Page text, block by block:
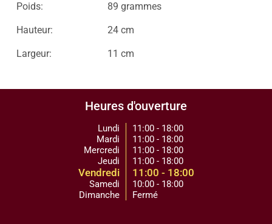
Poids: 89 grammes
Hauteur: 24 cm
Largeur: 11 cm
Heures d'ouverture
Lundi
Mardi
Mercredi
Jeudi
Vendredi
Samedi
Dimanche
11:00 - 18:00
11:00 - 18:00
11:00 - 18:00
11:00 - 18:00
11:00 - 18:00
10:00 - 18:00
Fermé